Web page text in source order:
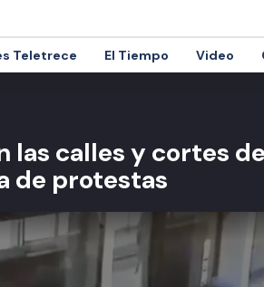
Teletrece El Tiempo Video
las calles y cortes
de protestas